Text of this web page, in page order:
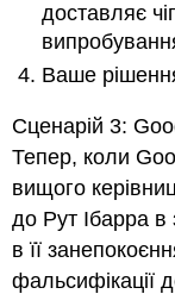
доставляє
Ваше
Сценарій 3:
Тепер, коли
вищого
до Рут Ібарра в
в її
фальсифікації